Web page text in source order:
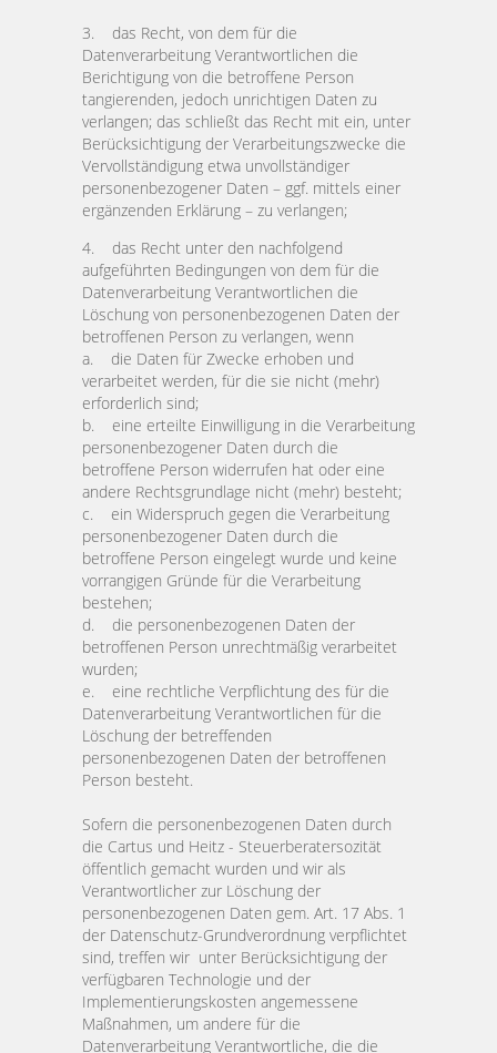
3. das Recht, von dem für die
Datenverarbeitung Verantwortlichen die
Berichtigung von die betroffene Person
tangierenden, jedoch unrichtigen Daten zu
verlangen; das schließt das Recht mit ein, unter
Berücksichtigung der Verarbeitungszwecke die
Vervollständigung etwa unvollständiger
personenbezogener Daten – ggf. mittels einer
ergänzenden Erklärung – zu verlangen;
4. das Recht unter den nachfolgend
aufgeführten Bedingungen von dem für die
Datenverarbeitung Verantwortlichen die
Löschung von personenbezogenen Daten der
betroffenen Person zu verlangen, wenn
a. die Daten für Zwecke erhoben und
verarbeitet werden, für die sie nicht (mehr)
erforderlich sind;
b. eine erteilte Einwilligung in die Verarbeitung
personenbezogener Daten durch die
betroffene Person widerrufen hat oder eine
andere Rechtsgrundlage nicht (mehr) besteht;
c. ein Widerspruch gegen die Verarbeitung
personenbezogener Daten durch die
betroffene Person eingelegt wurde und keine
vorrangigen Gründe für die Verarbeitung
bestehen;
d. die personenbezogenen Daten der
betroffenen Person unrechtmäßig verarbeitet
wurden;
e. eine rechtliche Verpflichtung des für die
Datenverarbeitung Verantwortlichen für die
Löschung der betreffenden
personenbezogenen Daten der betroffenen
Person besteht.
Sofern die personenbezogenen Daten durch
die Cartus und Heitz - Steuerberatersozität
öffentlich gemacht wurden und wir als
Verantwortlicher zur Löschung der
personenbezogenen Daten gem. Art. 17 Abs. 1
der Datenschutz-Grundverordnung verpflichtet
sind, treffen wir unter Berücksichtigung der
verfügbaren Technologie und der
Implementierungskosten angemessene
Maßnahmen, um andere für die
Datenverarbeitung Verantwortliche, die die